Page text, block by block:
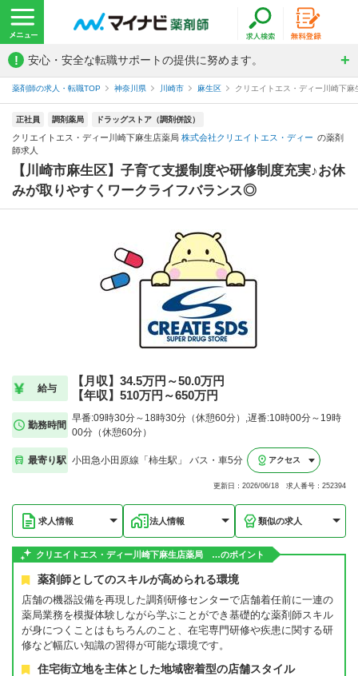
! 安心・安全な転職サポートの提供に努めます。
薬剤師の求人・転職TOP 神奈川県 川崎市 麻生区 クリエイトエス・ディー川崎下
正社員 調剤薬局 ドラッグストア（調剤併設）
クリエイトエス・ディー川崎下麻生店薬局 株式会社クリエイトエス・ディー の薬剤
師求人
【川崎市麻生区】子育て支援制度や研修制度充実♪お休
みが取りやすくワークライフバランス◎
給与
【月収】34.5万円～50.0万円
【年収】510万円～650万円
勤務時間
早番:09時30分～18時30分（休憩60分）,遅番:10時00分～19時
00分（休憩60分）
最寄り駅 小田急小田原線「柿生駅」 バス・車5分 アクセス
更新日：2026/06/18 求人番号：252394
求人情報 法人情報 類似の求人
クリエイトエス・ディー川崎下麻生店薬局 …のポイント
薬剤師としてのスキルが高められる環境
店舗の機器設備を再現した調剤研修センターで店舗着任前に一連の
薬局業務を模擬体験しながら学ぶことができ基礎的な薬剤師スキル
が身につくことはもちろんのこと、在宅専門研修や疾患に関する研
修など幅広い知識の習得が可能な環境です。
住宅街立地を主体とした地域密着型の店舗スタイル